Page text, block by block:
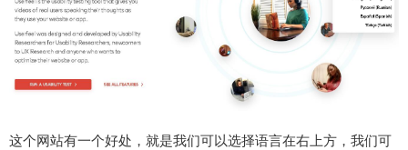
这个网站有一个好处，就是我们可以选择语言在右上方，我们可